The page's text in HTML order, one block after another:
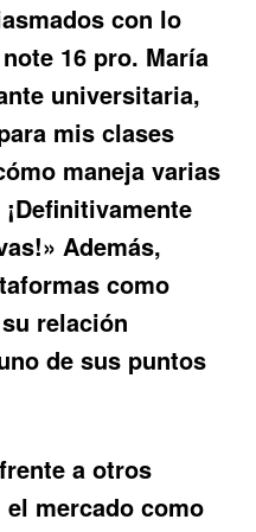
con lo
16 pro. María
universitaria,
mis clases
maneja varias
Además,
como
relación
de sus puntos
a otros
mercado como